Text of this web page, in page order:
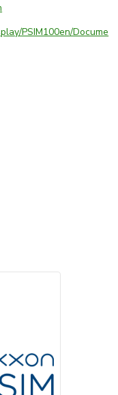
PSIM100en/Docume